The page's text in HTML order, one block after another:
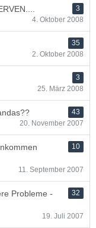
3
4. Oktober 2008
35
2. Oktober 2008
3
25. März 2008
43
20. November 2007
10
11. September 2007
Probleme -
32
19. Juli 2007